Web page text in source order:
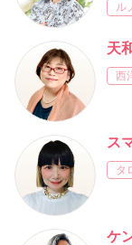
ル
天
西
ス
タ
ケ